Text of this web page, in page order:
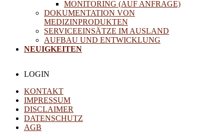
MONITORING (AUF ANFRAGE)
DOKUMENTATION VON
MEDIZINPRODUKTEN
SERVICEEINSÄTZE IM AUSLAND
AUFBAU UND ENTWICKLUNG
NEUIGKEITEN
LOGIN
KONTAKT
IMPRESSUM
DISCLAIMER
DATENSCHUTZ
AGB